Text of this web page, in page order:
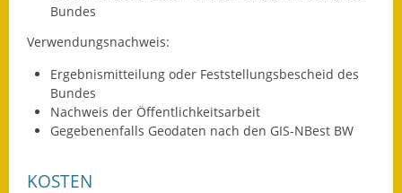
Bundes
Verwendungsnachweis:
Ergebnismitteilung oder Feststellungsbescheid des
Bundes
Nachweis der Öffentlichkeitsarbeit
Gegebenenfalls Geodaten nach den GIS-NBest BW
KOSTEN